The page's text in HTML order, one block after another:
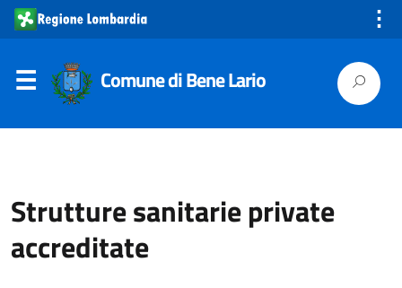
⋮
Comune di Bene Lario
Strutture sanitarie private
accreditate